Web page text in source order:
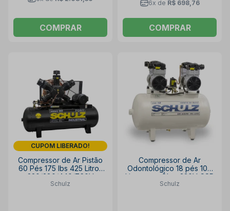
COMPRAR
6x de R$ 698,76
COMPRAR
CUPOM LIBERADO!
Compressor de Ar Pistão
60 Pés 175 lbs 425 Litros
220/380/440/760V
Trifásico
Schulz
Compressor de Ar
Odontológico 18 pés 100
Litros sem Óleo 220V CSD
18/100 SCHULZ
Schulz